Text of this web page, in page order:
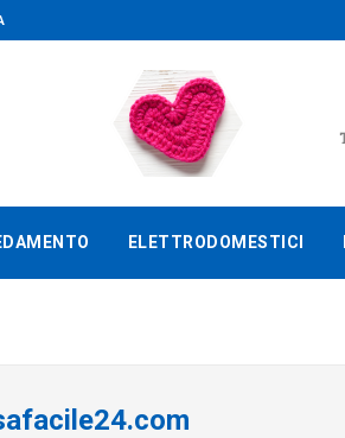
ELETTRODOMESTICI